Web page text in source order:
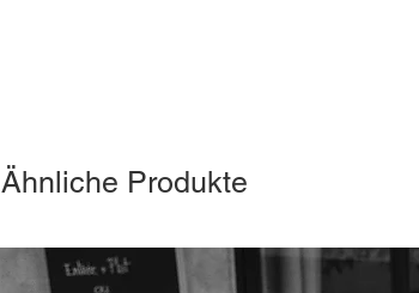
Ähnliche Produkte